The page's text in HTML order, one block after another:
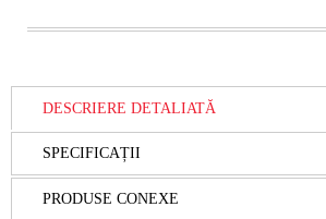
DESCRIERE DETALIATĂ
SPECIFICAȚII
PRODUSE CONEXE